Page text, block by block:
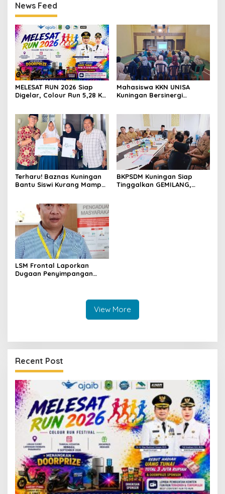
News Feed
MELESAT RUN 2026 Siap
Digelar, Colour Run 5,28 Km
Mahasiswa KKN UNISA
Kuningan Bersinergi
ASI, Cegah Stunting hingga
Perawatan Lansia
Terharu! Baznas Kuningan
Bantu Siswi Kurang Mampu
Pernah Padam
BKPSDM Kuningan Siap
Tinggalkan GEMILANG,
LSM Frontal Laporkan
Dugaan Penyimpangan
Dana Talangan Pejabat
View More
Recent Post